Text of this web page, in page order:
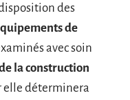
des
de
avec soin
la construction
elle déterminera